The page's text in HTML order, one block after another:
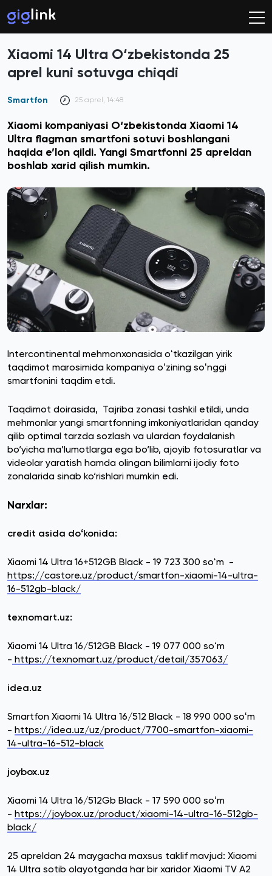
Xiaomi 14 Ultra O‘zbekistonda 25
aprel kuni sotuvga chiqdi
Smartfon 25 aprel, 14:48
Xiaomi kompaniyasi O‘zbekistonda Xiaomi 14
Ultra flagman smartfoni sotuvi boshlangani
haqida e’lon qildi. Yangi Smartfonni 25 apreldan
boshlab xarid qilish mumkin.
Intercontinental mehmonxonasida oʻtkazilgan yirik
taqdimot marosimida kompaniya oʻzining soʻnggi
smartfonini taqdim etdi.
Taqdimot doirasida, Tajriba zonasi tashkil etildi, unda
mehmonlar yangi smartfonning imkoniyatlaridan qanday
qilib optimal tarzda sozlash va ulardan foydalanish
bo‘yicha ma’lumotlarga ega bo‘lib, ajoyib fotosuratlar va
videolar yaratish hamda olingan bilimlarni ijodiy foto
zonalarida sinab ko‘rishlari mumkin edi.
Narxlar:
credit asida doʻkonida:
Xiaomi 14 Ultra 16+512GB Black - 19 723 300 soʻm -
https://castore.uz/product/smartfon-xiaomi-14-ultra-
16-512gb-black/
texnomart.uz:
Xiaomi 14 Ultra 16/512GB Black - 19 077 000 soʻm
- https://texnomart.uz/product/detail/357063/
idea.uz
Smartfon Xiaomi 14 Ultra 16/512 Black - 18 990 000 soʻm
- https://idea.uz/uz/product/7700-smartfon-xiaomi-
14-ultra-16-512-black
joybox.uz
Xiaomi 14 Ultra 16/512Gb Black - 17 590 000 soʻm
- https://joybox.uz/product/xiaomi-14-ultra-16-512gb-
black/
25 apreldan 24 maygacha maxsus taklif mavjud: Xiaomi
14 Ultra sotib olayotganda har bir xaridor Xiaomi TV A2